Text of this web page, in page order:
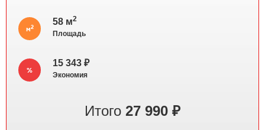
м2 58 м2
Площадь
%
15 343 ₽
Экономия
Итого 27 990 ₽